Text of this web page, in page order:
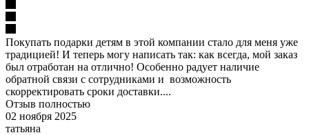
Покупать подарки детям в этой компании стало для меня уже
традицией! И теперь могу написать так: как всегда, мой заказ
был отработан на отлично! Особенно радует наличие
обратной связи с сотрудниками и возможность
скорректировать сроки доставки....
Отзыв полностью
02 ноября 2025
татьяна